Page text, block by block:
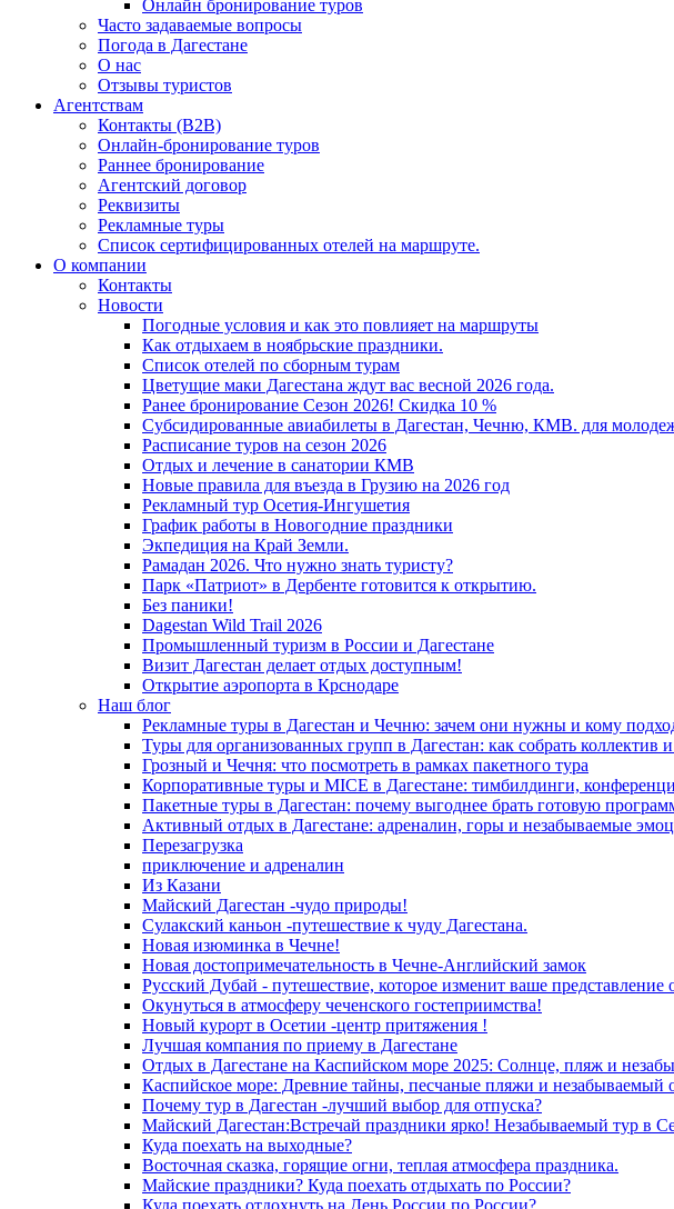
Онлайн бронирование туров
Часто задаваемые вопросы
Погода в Дагестане
О нас
Отзывы туристов
Агентствам
Контакты (B2B)
Онлайн-бронирование туров
Раннее бронирование
Агентский договор
Реквизиты
Рекламные туры
Список сертифицированных отелей на маршруте.
О компании
Контакты
Новости
Погодные условия и как это повлияет на маршруты
Как отдыхаем в ноябрьские праздники.
Список отелей по сборным турам
Цветущие маки Дагестана ждут вас весной 2026 года.
Ранее бронирование Сезон 2026! Скидка 10 %
Субсидированные авиабилеты в Дагестан, Чечню, КМВ. для
Расписание туров на сезон 2026
Отдых и лечение в санатории КМВ
Новые правила для въезда в Грузию на 2026 год
Рекламный тур Осетия-Ингушетия
График работы в Новогодние праздники
Экпедиция на Край Земли.
Рамадан 2026. Что нужно знать туристу?
Парк «Патриот» в Дербенте готовится к открытию.
Без паники!
Dagestan Wild Trail 2026
Промышленный туризм в России и Дагестане
Визит Дагестан делает отдых доступным!
Открытие аэропорта в Крснодаре
Наш блог
Рекламные туры в Дагестан и Чечню: зачем они нужны и кому
Туры для организованных групп в Дагестан: как собрать коллектив
Грозный и Чечня: что посмотреть в рамках пакетного тура
Корпоративные туры и MICE в Дагестане: тимбилдинги,
Пакетные туры в Дагестан: почему выгоднее брать готовую
Активный отдых в Дагестане: адреналин, горы и незабываемые
Перезагрузка
приключение и адреналин
Из Казани
Майский Дагестан -чудо природы!
Сулакский каньон -путешествие к чуду Дагестана.
Новая изюминка в Чечне!
Новая достопримечательность в Чечне-Английский замок
Русский Дубай - путешествие, которое изменит ваше представление
Окунуться в атмосферу чеченского гостеприимства!
Новый курорт в Осетии -центр притяжения !
Лучшая компания по приему в Дагестане
Отдых в Дагестане на Каспийском море 2025: Солнце, пляж и
Каспийское море: Древние тайны, песчаные пляжи и незабываемый
Почему тур в Дагестан -лучший выбор для отпуска?
Майский Дагестан:Встречай праздники ярко! Незабываемый тур в
Куда поехать на выходные?
Восточная сказка, горящие огни, теплая атмосфера праздника.
Майские праздники? Куда поехать отдыхать по России?
Куда поехать отдохнуть на День России по России?